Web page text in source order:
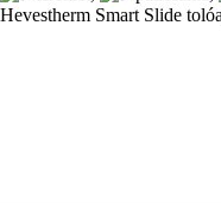
Hevestherm Smart Slide